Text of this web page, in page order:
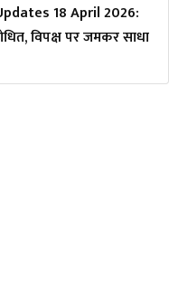
18 April 2026:
विपक्ष पर जमकर साधा